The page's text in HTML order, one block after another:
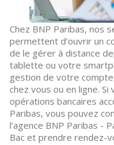
Chez BNP Paribas, nos
permettent d’ouvrir un
de le gérer à distance
tablette ou votre
gestion de votre
chez vous ou en ligne.
opérations bancaires
Paribas, vous pouvez
l’agence BNP Paribas -
Bac et prendre rendez-